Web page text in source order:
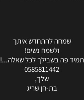
שמחה להתחדש איתך
ולשמח נשים!
תמיד פה בשבילך לכל שאלה...!
0585811442
שלך,
בת-חן שריג